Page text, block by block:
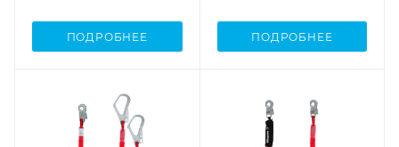
ПОДРОБНЕЕ ПОДРОБНЕЕ